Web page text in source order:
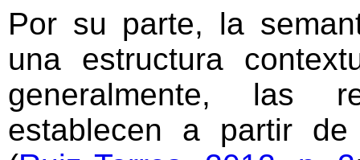
Por su parte, la
una estructura
generalmente, las
establecen a partir de